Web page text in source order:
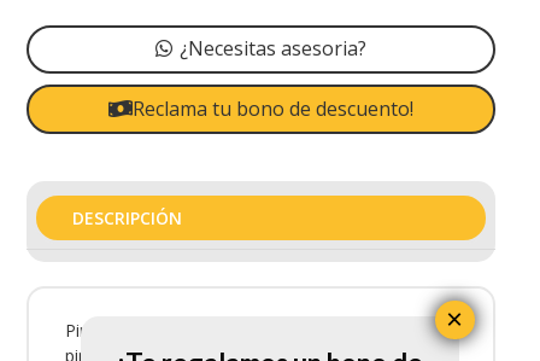
¿Necesitas asesoria?
Reclama tu bono de descuento!
DESCRIPCIÓN
Pintura Azul Claro-21 X300Ml es un accesorio de
pintura confiable, creado para facilitar la
×